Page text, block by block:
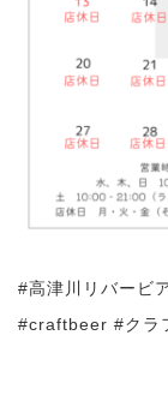
#高津川リバー
#craftbeer #クラ